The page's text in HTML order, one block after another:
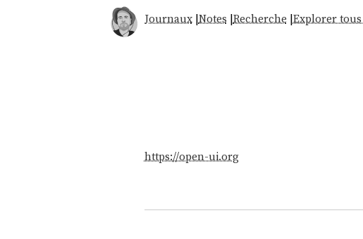
Journaux|Notes |Recherche |Explorer tous
https://open-ui.org